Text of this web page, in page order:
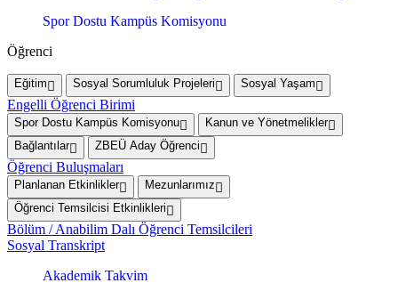
Spor Dostu Kampüs Komisyonu
Öğrenci
Eğitim Sosyal Sorumluluk Projeleri Sosyal Yaşam
Engelli Öğrenci Birimi
Spor Dostu Kampüs Komisyonu
Kanun ve Yönetmelikler
Bağlantılar
ZBEÜ Aday Öğrenci
Öğrenci Buluşmaları
Planlanan Etkinlikler
Mezunlarımız
Öğrenci Temsilcisi Etkinlikleri
Bölüm / Anabilim Dalı Öğrenci Temsilcileri
Sosyal Transkript
Akademik Takvim